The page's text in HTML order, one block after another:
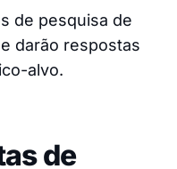
de pesquisa de
darão respostas
alvo.
de